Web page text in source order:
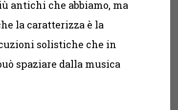
antichi che abbiamo, ma
la caratterizza è la
solistiche che in
spaziare dalla musica